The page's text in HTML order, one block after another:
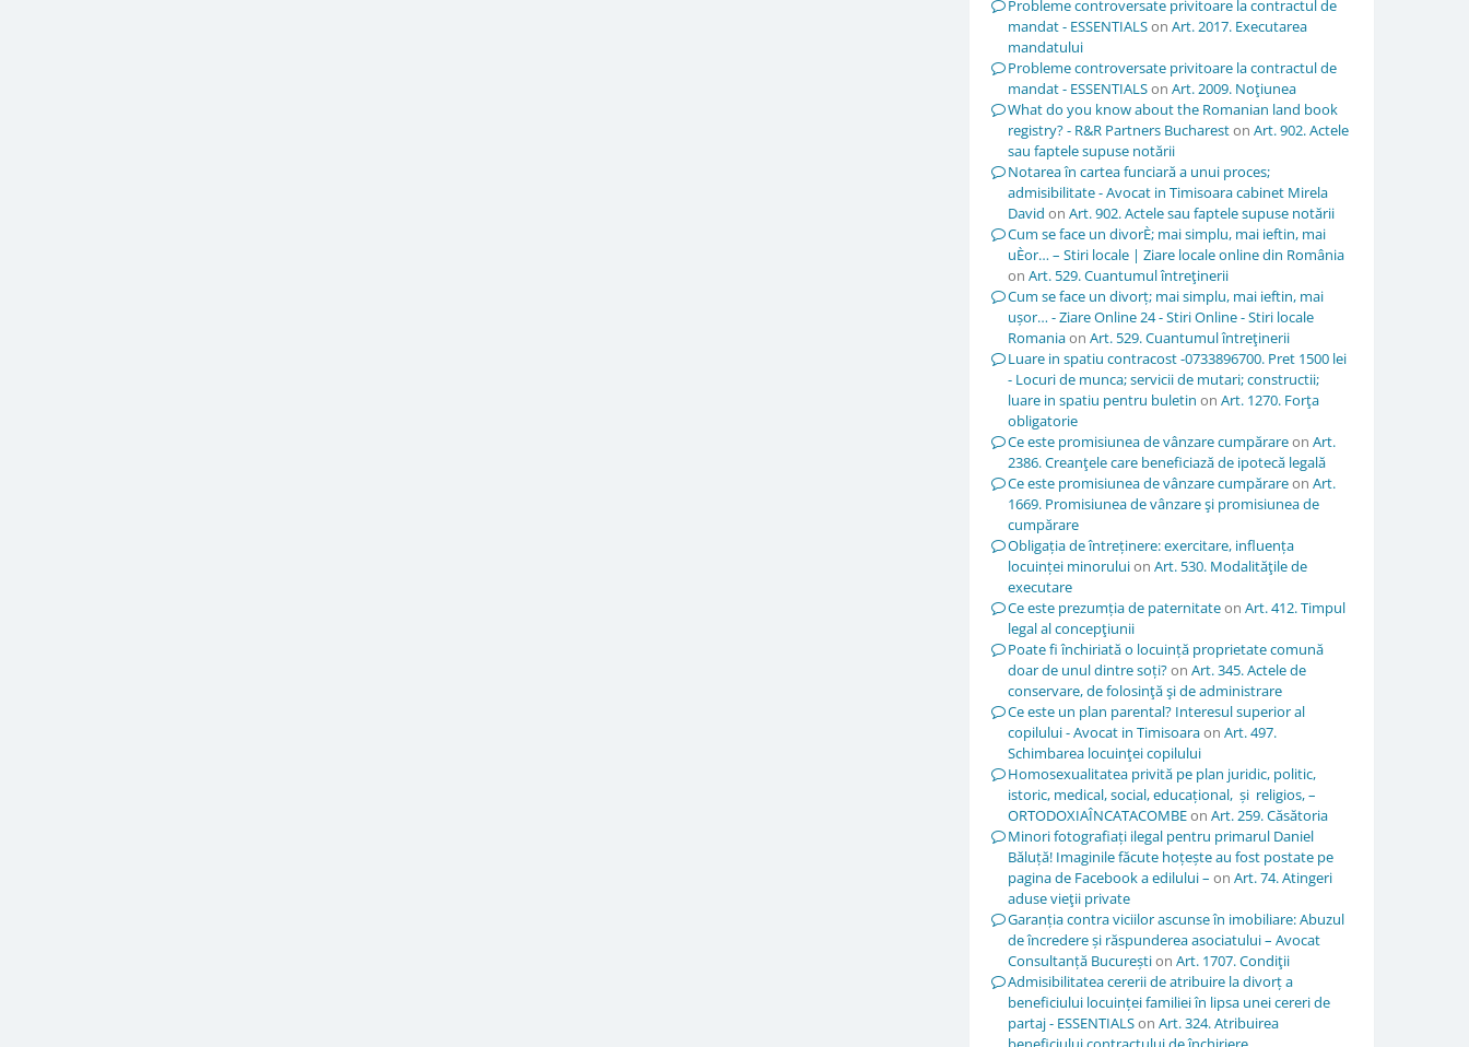
Probleme controversate privitoare la contractul de
mandat - ESSENTIALSon Art. 2017. Executarea
mandatului
Probleme controversate privitoare la contractul de
mandat - ESSENTIALSon Art. 2009. Noţiunea
What do you know about the Romanian land book
registry? - R&R Partners Buchareston Art. 902. Actele
sau faptele supuse notării
Notarea în cartea funciară a unui proces;
admisibilitate - Avocat in Timisoara cabinet Mirela
David on Art. 902. Actele sau faptele supuse notării
Cum se face un divorÈ; mai simplu, mai ieftin, mai
uÈor… – Stiri locale | Ziare locale online din România
on Art. 529. Cuantumul întreţinerii
Cum se face un divorț; mai simplu, mai ieftin, mai
ușor… - Ziare Online 24 - Stiri Online - Stiri locale
Romaniaon Art. 529. Cuantumul întreţinerii
Luare in spatiu contracost -0733896700. Pret 1500 lei
- Locuri de munca; servicii de mutari; constructii;
luare in spatiu pentru buletin on Art. 1270. Forţa
obligatorie
Ce este promisiunea de vânzare cumpărareon Art.
2386. Creanţele care beneficiază de ipotecă legală
Ce este promisiunea de vânzare cumpărareon Art.
1669. Promisiunea de vânzare şi promisiunea de
cumpărare
Obligația de întreținere: exercitare, influența
locuinței minoruluion Art. 530. Modalităţile de
executare
Ce este prezumția de paternitateon Art. 412. Timpul
legal al concepţiunii
Poate fi închiriată o locuință proprietate comună
doar de unul dintre soți?on Art. 345. Actele de
conservare, de folosinţă şi de administrare
Ce este un plan parental? Interesul superior al
copilului - Avocat in Timisoaraon Art. 497.
Schimbarea locuinţei copilului
Homosexualitatea privită pe plan juridic, politic,
istoric, medical, social, educațional, și religios, –
ORTODOXIAÎNCATACOMBEon Art. 259. Căsătoria
Minori fotografiați ilegal pentru primarul Daniel
Băluță! Imaginile făcute hoțește au fost postate pe
pagina de Facebook a edilului – on Art. 74. Atingeri
aduse vieţii private
Garanția contra viciilor ascunse în imobiliare: Abuzul
de încredere și răspunderea asociatului – Avocat
Consultanță Bucureștion Art. 1707. Condiţii
Admisibilitatea cererii de atribuire la divorț a
beneficiului locuinței familiei în lipsa unei cereri de
partaj - ESSENTIALSon Art. 324. Atribuirea